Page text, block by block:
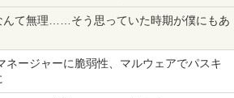
るギミックとは？
んて無理……そう思っていた時期が僕にもあ
ネージャーに脆弱性、マルウェアでパスキ